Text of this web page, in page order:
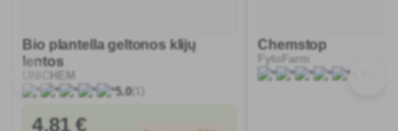
Bio plantella geltonos klijų
lentos
UNICHEM
5.0(1)
4,81 €
Chemstop
FytoFarm